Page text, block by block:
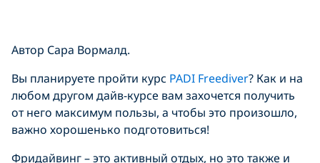
Автор Сара Вормалд.
Вы планируете пройти курс PADI Freediver? Как и на
любом другом дайв-курсе вам захочется получить
от него максимум пользы, а чтобы это произошло,
важно хорошенько подготовиться!
Фридайвинг – это активный отдых, но это также и